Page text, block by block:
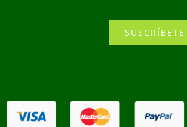
SUSCRÍBETE